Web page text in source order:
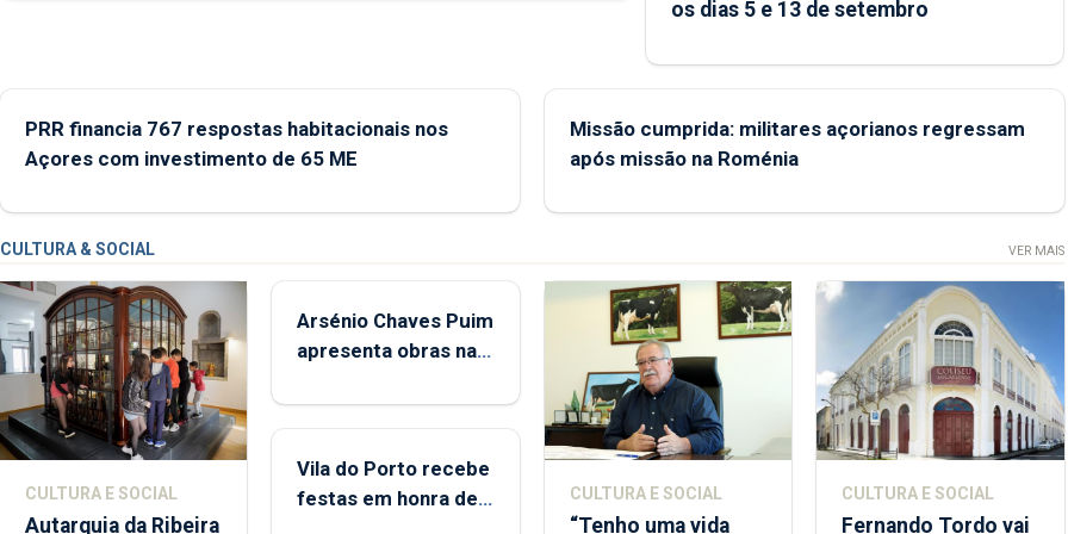
os dias 5 e 13 de setembro
PRR financia 767 respostas habitacionais nos
Açores com investimento de 65 ME
Missão cumprida: militares açorianos regressam
após missão na Roménia
CULTURA & SOCIAL VER MAIS
CULTURA E SOCIAL
Autarquia da Ribeira
Arsénio Chaves Puim
apresenta obras na
Porto
Vila do Porto recebe
festas em honra de
CULTURA E SOCIAL
“Tenho uma vida
CULTURA E SOCIAL
Fernando Tordo vai